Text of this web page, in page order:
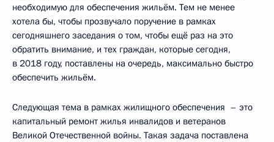
необходимую для обеспечения жильём. Тем не менее
хотела бы, чтобы прозвучало поручение в рамках
сегодняшнего заседания о том, чтобы ещё раз на это
обратить внимание, и тех граждан, которые сегодня,
в 2018 году, поставлены на очередь, максимально быстро
обеспечить жильём.
Следующая тема в рамках жилищного обеспечения ­ – это
капитальный ремонт жилья инвалидов и ветеранов
Великой Отечественной войны. Такая задача поставлена